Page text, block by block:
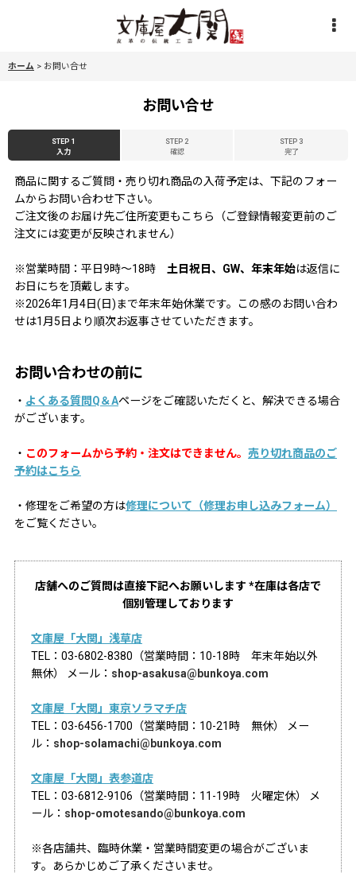
ホーム > お問い合せ
お問い合せ
STEP 1
入力
STEP 2
確認
STEP 3
完了
商品に関するご質問・売り切れ商品の入荷予定は、下記のフォー
ムからお問い合わせ下さい。
ご注文後のお届け先ご住所変更もこちら（ご登録情報変更前のご
注文には変更が反映されません）
※営業時間：平日9時〜18時 土日祝日、GW、年末年始は返信に
お日にちを頂戴します。
※2026年1月4日(日)まで年末年始休業です。この感のお問い合わ
せは1月5日より順次お返事させていただきます。
お問い合わせの前に
・ よくある質問Q＆Aページをご確認いただくと、解決できる場合
がございます。
・ このフォームから予約・注文はできません。 売り切れ商品のご
予約はこちら
・修理をご希望の方は修理について（修理お申し込みフォーム）
をご覧ください。
店舗へのご質問は直接下記へお願いします *在庫は各店で
個別管理しております
文庫屋「大関」浅草店
TEL：03-6802-8380（営業時間：10-18時 年末年始以外
無休） メール： shop-asakusa@bunkoya.com
文庫屋「大関」東京ソラマチ店
TEL：03-6456-1700（営業時間：10-21時 無休） メー
ル： shop-solamachi@bunkoya.com
文庫屋「大関」表参道店
TEL：03-6812-9106（営業時間：11-19時 火曜定休） メ
ール： shop-omotesando@bunkoya.com
※各店舗共、臨時休業・営業時間変更の場合がございま
す。あらかじめご了承くださいませ。